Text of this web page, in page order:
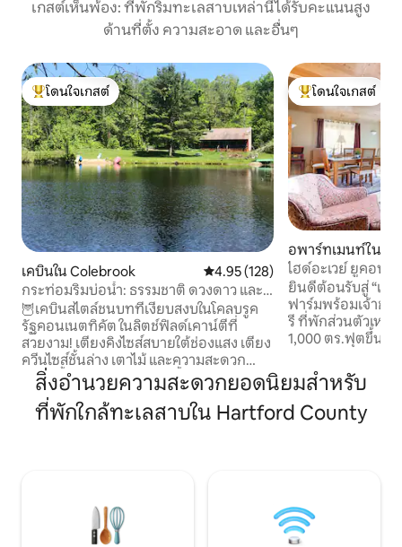
เกสต์เห็นพ้อง: ที่พักริมทะเลสาบเหล่านี้ได้รับคะแนนสูง
ด้านที่ตั้ง ความสะอาด และอื่นๆ
โดนใจเกสต์ที่สุด
โดนใจเกสต์
เคบินใน Colebrook คะแนนเฉลี่ย 4.95 จาก 5, 128 รีวิว
4.95 (128)
กระท่อมริมบ่อน้ำ: ธรรมชาติ ดวงดาว และ
ความเงียบสงบ
🦉เคบินสไตล์ชนบทที่เงียบสงบในโคลบรูค
รัฐคอนเนตทิคัต ในลิตช์ฟิลด์เคาน์ตีที่
สวยงาม! เตียงคิงไซส์สบายใต้ช่องแสง เตียง
ควีนไซส์ชั้นล่าง เตาไม้ และความสะดวก
สบายทั้งหมดของบ้าน บ่อน้ำธรรมชาติ
ทั้งหมด - ว่ายน้ำ ตกปลา พายเรือแคนูและ
คายัค! ตั้งอยู่ห่างจากถนนสายหลักบนถนน
ตัว Wi-Fi เยี่ยม! ใกล้กับสกีรีสอร์ท ร้านขาย
ยา และเบิร์กไชร์ที่น่าตื่นตาตื่นใจ! 🦉
โดนใจเกสต์ที่สุด
โดนใจเกสต์
อพาร์ทเมนท์ใน
ไฮด์อะเวย์ ยูคอนน์
อาหารเช้า A+
ยินดีต้อนรับสู่ “เดอ
ฟาร์มพร้อมเจ้าขอ
รี ที่พักส่วนตัวเหม
1,000 ตร.ฟุตขึ้นไป
ลานส่วนตัว, ห้อง
อาหารเช้าแบบทำเ
คอนน์และ 2 นาทีถึ
ปลาและเดินป่า ดู
เหมาะสำหรับคู่รัก
สิ่งอำนวยความสะดวกยอดนิยมสำหรับ
ที่พักใกล้ทะเลสาบใน Hartford County